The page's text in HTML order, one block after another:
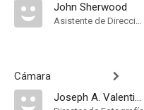
John Sherwood
Asistente de Dirección
Cámara
Joseph A. Valentine